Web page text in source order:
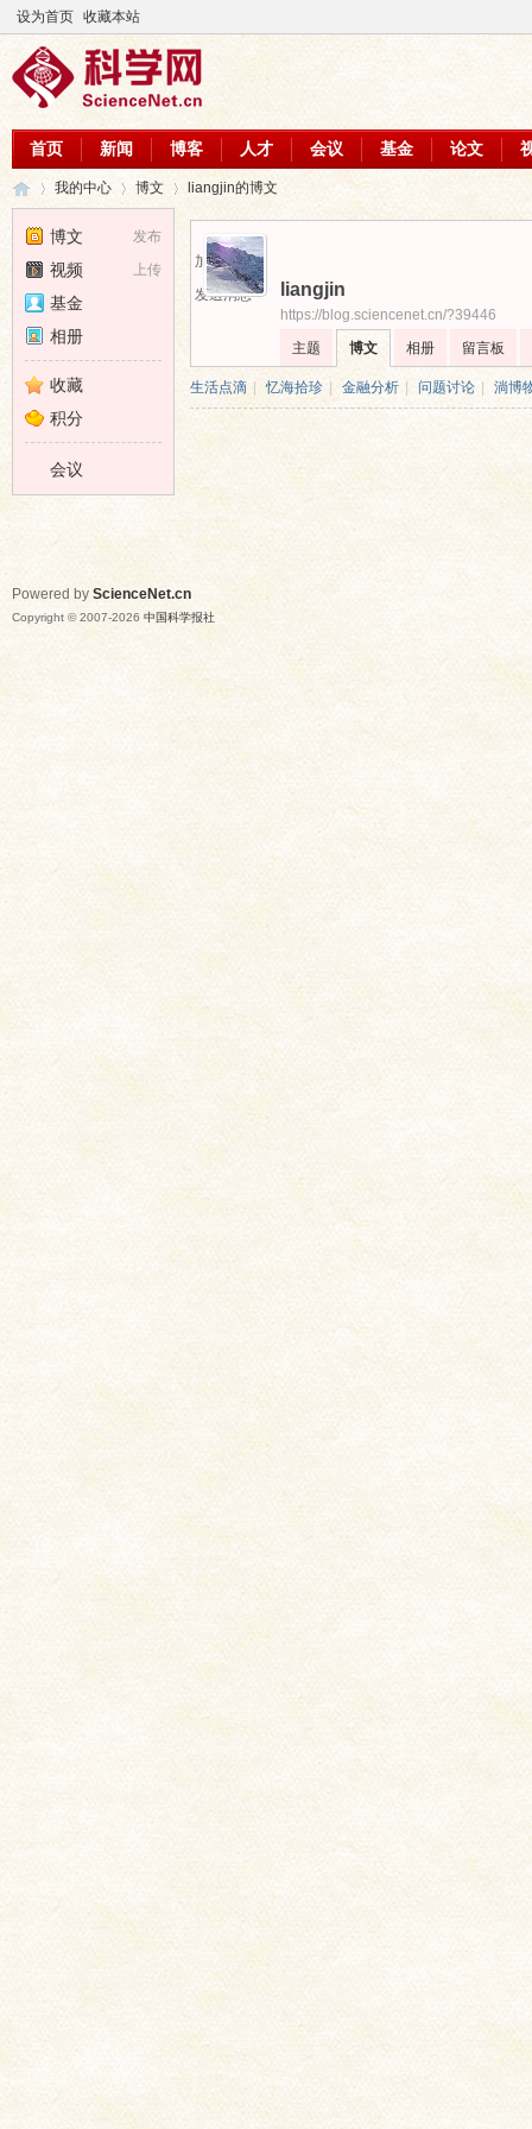
设为首页 收藏本站
首页 新闻 博客 人才 会议 基金 论文
›
我的中心 博文 liangjin的博文
加为好友
发送消息
liangjin
https://blog.sciencenet.cn/?39446
主题
博文 相册 留言板
生活点滴 忆海拾珍 金融分析 问题讨论 淌博
发布
博文
上传
视频
基金
相册
收藏
积分
会议
Powered by ScienceNet.cn
Copyright © 2007-2026 中国科学报社